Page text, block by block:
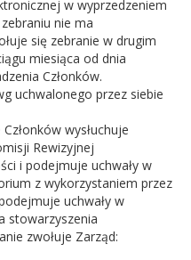
w wyprzedzeniem
nie ma
się zebranie w drugim
miesiąca od dnia
Członków.
uchwalonego przez siebie
wysłuchuje
Rewizyjnej
i podejmuje uchwały w
z wykorzystaniem przez
uchwały w
stowarzyszenia
zwołuje Zarząd: